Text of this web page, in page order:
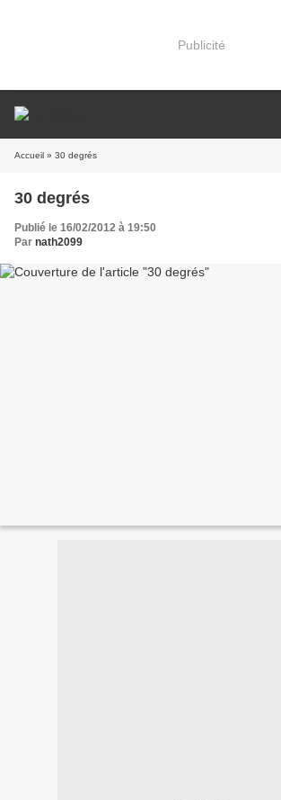
Publicité
Accueil » 30 degrés
30 degrés
Publié le 16/02/2012 à 19:50
Par nath2099